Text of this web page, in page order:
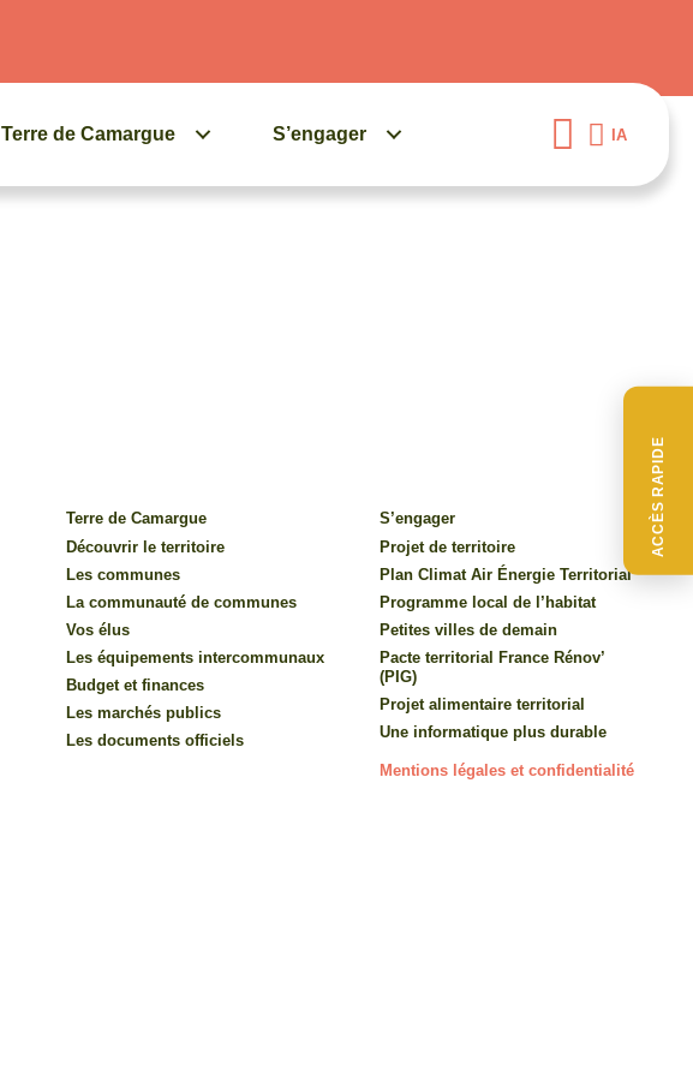
ACCÈS RAPIDE
Terre de Camargue S’engager IA
Terre de Camargue
Découvrir le territoire
Les communes
La communauté de communes
Vos élus
Les équipements intercommunaux
Budget et finances
Les marchés publics
Les documents officiels
S’engager
Projet de territoire
Plan Climat Air Énergie Territorial
Programme local de l’habitat
Petites villes de demain
Pacte territorial France Rénov’
(PIG)
Projet alimentaire territorial
Une informatique plus durable
Mentions légales et confidentialité